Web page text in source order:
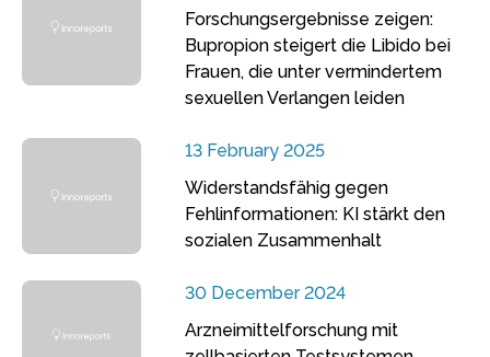
Forschungsergebnisse zeigen:
Bupropion steigert die Libido bei
Frauen, die unter vermindertem
sexuellen Verlangen leiden
13 February 2025
Widerstandsfähig gegen
Fehlinformationen: KI stärkt den
sozialen Zusammenhalt
30 December 2024
Arzneimittelforschung mit